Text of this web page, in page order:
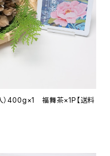
入）400g×1 福舞茶×1P【送料